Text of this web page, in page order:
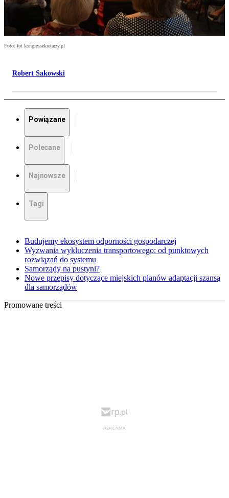
Foto: fot kongressekretarzy.pl
Robert Sakowski
Powiązane
Polecane
Najnowsze
Tagi
Budujemy ekosystem odporności gospodarczej
Wyzwania wykluczenia transportowego: od punktowych
rozwiązań do systemu
Samorządy na pustyni?
Nowe przepisy dotyczące miejskich planów adaptacji szansą
dla samorządów
Promowane treści